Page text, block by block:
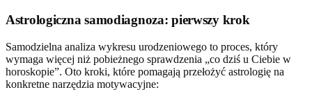
Astrologiczna samodiagnoza: pierwszy krok
Samodzielna analiza wykresu urodzeniowego to proces, który
wymaga więcej niż pobieżnego sprawdzenia „co dziś u Ciebie w
horoskopie”. Oto kroki, które pomagają przełożyć astrologię na
konkretne narzędzia motywacyjne: